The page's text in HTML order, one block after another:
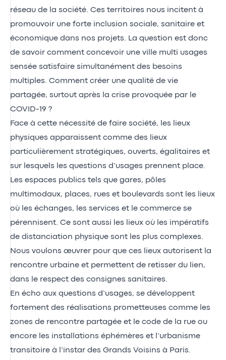
réseau de la société. Ces territoires nous incitent à
promouvoir une forte inclusion sociale, sanitaire et
économique dans nos projets. La question est donc
de savoir comment concevoir une ville multi usages
sensée satisfaire simultanément des besoins
multiples. Comment créer une qualité de vie
partagée, surtout après la crise provoquée par le
COVID-19 ?
Face à cette nécessité de faire société, les lieux
physiques apparaissent comme des lieux
particulièrement stratégiques, ouverts, égalitaires et
sur lesquels les questions d’usages prennent place.
Les espaces publics tels que gares, pôles
multimodaux, places, rues et boulevards sont les lieux
où les échanges, les services et le commerce se
pérennisent. Ce sont aussi les lieux où les impératifs
de distanciation physique sont les plus complexes.
Nous voulons œuvrer pour que ces lieux autorisent la
rencontre urbaine et permettent de retisser du lien,
dans le respect des consignes sanitaires.
En écho aux questions d’usages, se développent
fortement des réalisations prometteuses comme les
zones de rencontre partagée et le code de la rue ou
encore les installations éphémères et l’urbanisme
transitoire à l’instar des Grands Voisins à Paris.